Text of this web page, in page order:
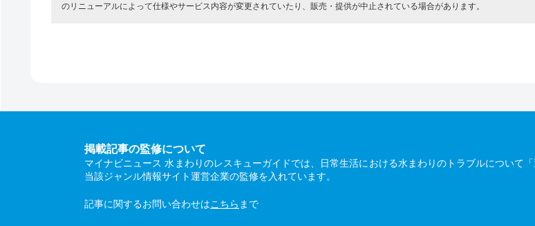
のリニューアルによって仕様やサービス内容が変更されていたり、販売・提供が中止されている場合があります。
掲載記事の監修について
マイナビニュース 水まわりのレスキューガイドでは、日常生活における水まわりのトラブルについて
当該ジャンル情報サイト運営企業の監修を入れています。
記事に関するお問い合わせはこちら まで